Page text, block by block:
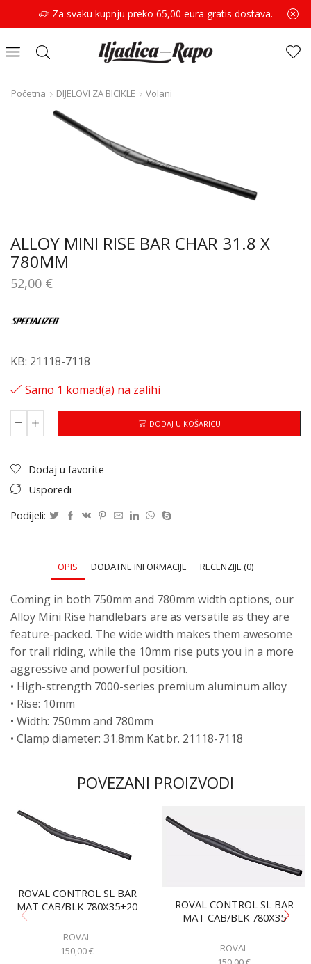
Za svaku kupnju preko 65,00 eura gratis dostava.
Početna DIJELOVI ZA BICIKLE Volani
ALLOY MINI RISE BAR CHAR 31.8 X
780MM
52,00 €
KB: 21118-7118
Samo 1 komad(a) na zalihi
DODAJ U KOŠARICU
Dodaj u favorite
Usporedi
Podijeli:
OPIS DODATNE INFORMACIJE RECENZIJE (0)
Coming in both 750mm and 780mm width options, our
Alloy Mini Rise handlebars are as versatile as they are
feature-packed. The wide width makes them awesome
for trail riding, while the 10mm rise puts you in a more
aggressive and powerful position.
• High-strength 7000-series premium aluminum alloy
• Rise: 10mm
• Width: 750mm and 780mm
• Clamp diameter: 31.8mm Kat.br. 21118-7118
POVEZANI PROIZVODI
ROVAL CONTROL SL BAR
MAT CAB/BLK 780X35+20
ROVAL
150,00€
ROVAL CONTROL SL BAR
MAT CAB/BLK 780X35
ROVAL